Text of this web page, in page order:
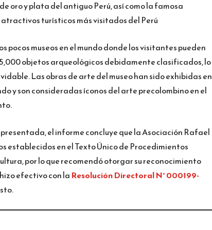
oro y plata del antiguo Perú, así como la famosa
turísticos más visitados del Perú
pocos museos en el mundo donde los visitantes pueden
objetos arqueológicos debidamente clasificados, lo
Las obras de arte del museo han sido exhibidas en
y son consideradas íconos del arte precolombino en el
el informe concluye que la Asociación Rafael
establecidos en el Texto Único de Procedimientos
por lo que recomendó otorgar su reconocimiento
efectivo con la Resolución Directoral N° 000199-